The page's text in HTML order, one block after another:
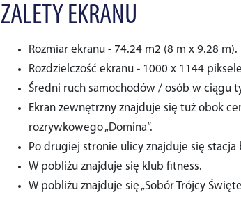
ZALETY EKRANU
Rozmiar ekranu - 74.24 m2 (8 m x 9.28 m).
Rozdzielczość ekranu - 1000 x 1144
Średni ruch samochodów / osób w ciągu
Ekran zewnętrzny znajduje się tuż obok
rozrywkowego „Domina“.
Po drugiej stronie ulicy znajduje się stacja
W pobliżu znajduje się klub fitness.
W pobliżu znajduje się „Sobór Trójcy